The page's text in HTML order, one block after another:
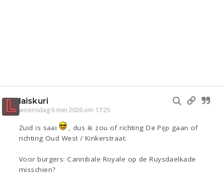
laiskuri
woensdag 6 mei 2026 om 17:25
Zuid is saai
, dus ik zou of richting De Pijp gaan of
richting Oud West / Kinkerstraat.
Voor burgers: Cannibale Royale op de Ruysdaelkade
misschien?